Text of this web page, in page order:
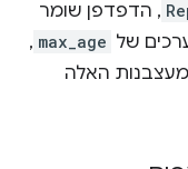
, הדפדפן שומר
של max_age
,
האלה